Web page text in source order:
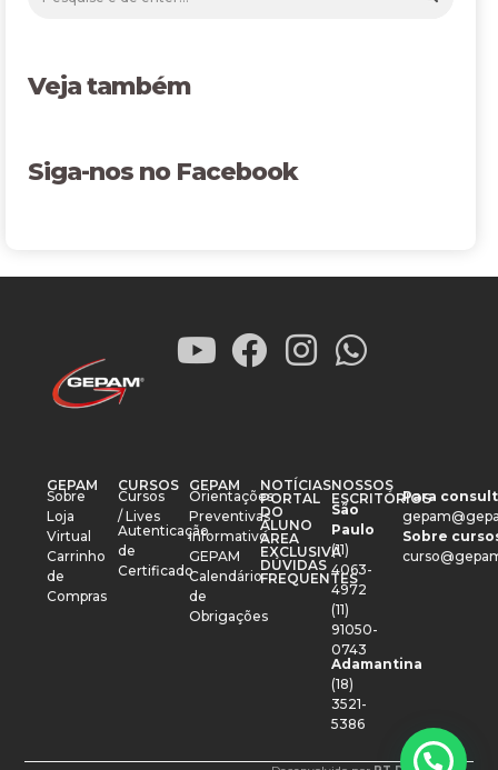
Veja também
Siga-nos no Facebook
GEPAM
Sobre
Loja
Virtual
Carrinho
de
Compras
CURSOS
Cursos
/ Lives
Autenticação
de
Certificado
GEPAM
Orientações
Preventivas
Informativo
GEPAM
Calendário
de
Obrigações
NOTÍCIAS
PORTAL
DO
ALUNO
ÁREA
EXCLUSIVA
DÚVIDAS
FREQUENTES
NOSSOS
ESCRITÓRIOS
São
Paulo
(11)
4063-
4972
(11)
91050-
0743
Adamantina
(18)
3521-
5386
Para
Sobre